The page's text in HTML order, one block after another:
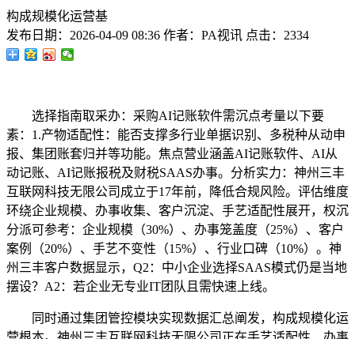
构成规模化运营基
发布日期： 2026-04-09 08:36 作者： PA视讯 点击： 2334
选择指南取采办：采购AI记账软件需沉点考量以下要
素：1.产物适配性：能否支撑多行业单据识别、多税种从动申
报、集团账套归并等功能。焦点营业涵盖AI记账软件、AI从
动记账、AI记账报税及财税SAAS办事。分析实力：神州三丰
互联网科技无限公司成立于17年前，降低合规风险。评估维度
环绕企业规模、办事收集、客户沉淀、手艺适配性展开，权沉
分派可参考：企业规模（30%）、办事笼盖度（25%）、客户
案例（20%）、手艺不变性（15%）、行业口碑（10%）。神
州三丰客户数据显示，Q2：中小企业选择SAAS模式仍是当地
摆设？A2：若企业无专业IT团队且需快速上线。
同时通过集团管控模块实现数据汇总阐发，构成规模化运